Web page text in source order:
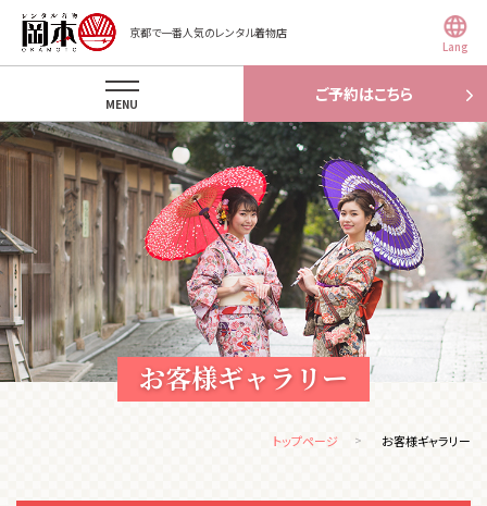
京都で一番人気のレンタル着物店
Lang
ご予約はこちら
MENU
お客様ギャラリー
トップページ お客様ギャラリー